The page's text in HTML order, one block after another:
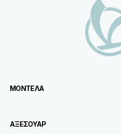
ΜΟΝΤΕΛΑ
ΑΞΕΣΟΥΑΡ